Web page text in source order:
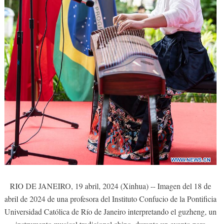
RIO DE JANEIRO, 19 abril, 2024 (Xinhua) -- Imagen del 18 de
abril de 2024 de una profesora del Instituto Confucio de la Pontificia
Universidad Católica de Río de Janeiro interpretando el guzheng, un